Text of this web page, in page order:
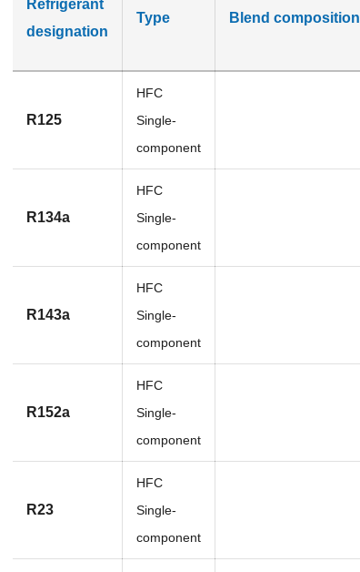
Refrigerant
designation
Type Blend composition
R125
HFC
Single-
component
R134a
HFC
Single-
component
R143a
HFC
Single-
component
R152a
HFC
Single-
component
R23
HFC
Single-
component